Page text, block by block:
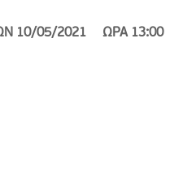
10/05/2021 ΩΡΑ 13:00